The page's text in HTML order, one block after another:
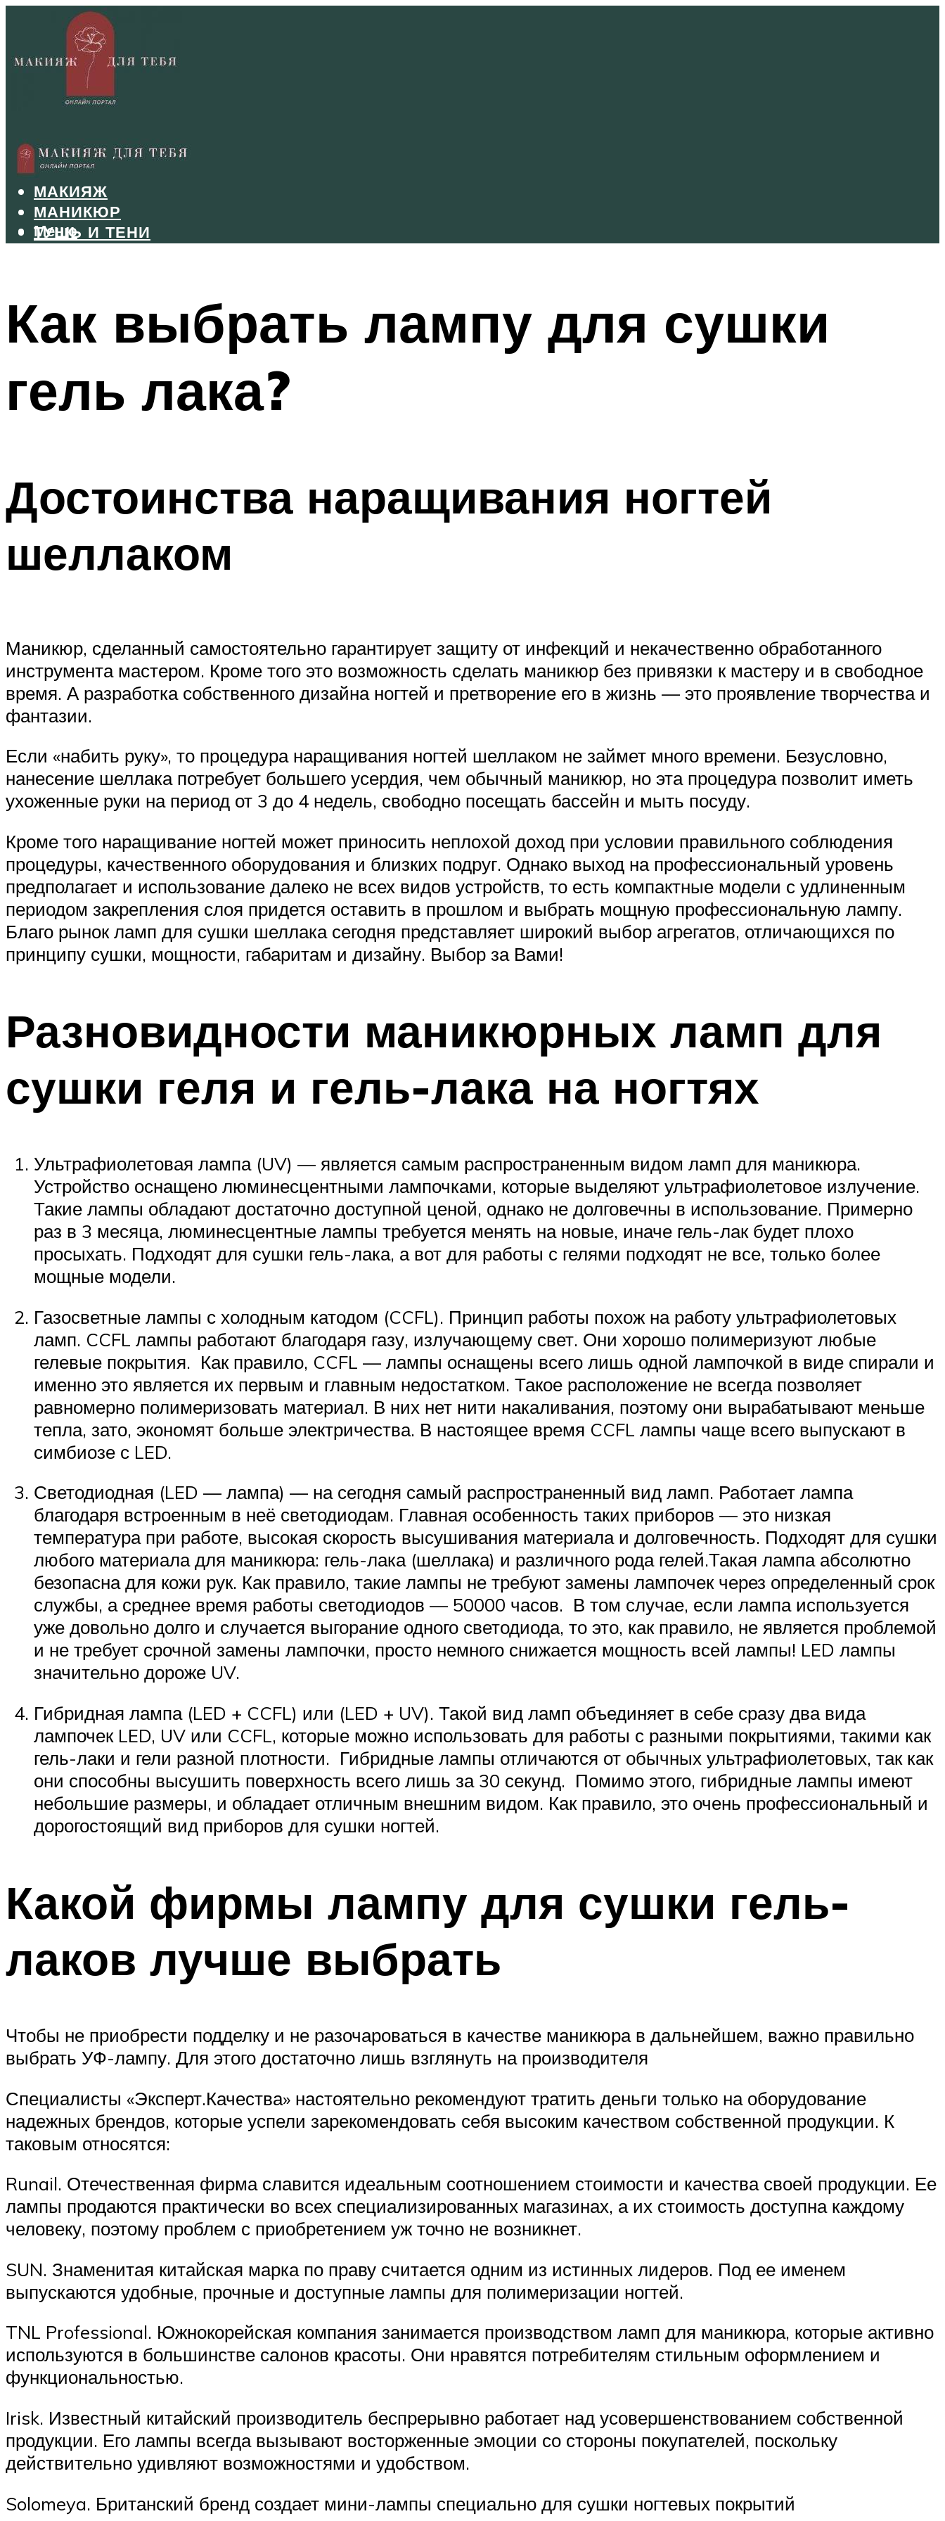
БРОВИ
ВОЛОСЫ
МАКИЯЖ
МАНИКЮР
ТУШЬ И ТЕНИ
Меню
Как выбрать лампу для сушки
гель лака?
Достоинства наращивания ногтей
шеллаком
Маникюр, сделанный самостоятельно гарантирует защиту от инфекций и некачественно обработанного
инструмента мастером. Кроме того это возможность сделать маникюр без привязки к мастеру и в свободное
время. А разработка собственного дизайна ногтей и претворение его в жизнь — это проявление творчества и
фантазии.
Если «набить руку», то процедура наращивания ногтей шеллаком не займет много времени. Безусловно,
нанесение шеллака потребует большего усердия, чем обычный маникюр, но эта процедура позволит иметь
ухоженные руки на период от 3 до 4 недель, свободно посещать бассейн и мыть посуду.
Кроме того наращивание ногтей может приносить неплохой доход при условии правильного соблюдения
процедуры, качественного оборудования и близких подруг. Однако выход на профессиональный уровень
предполагает и использование далеко не всех видов устройств, то есть компактные модели с удлиненным
периодом закрепления слоя придется оставить в прошлом и выбрать мощную профессиональную лампу.
Благо рынок ламп для сушки шеллака сегодня представляет широкий выбор агрегатов, отличающихся по
принципу сушки, мощности, габаритам и дизайну. Выбор за Вами!
Разновидности маникюрных ламп для
сушки геля и гель-лака на ногтях
Ультрафиолетовая лампа (UV) — является самым распространенным видом ламп для маникюра.
Устройство оснащено люминесцентными лампочками, которые выделяют ультрафиолетовое излучение.
Такие лампы обладают достаточно доступной ценой, однако не долговечны в использование. Примерно
раз в 3 месяца, люминесцентные лампы требуется менять на новые, иначе гель-лак будет плохо
просыхать. Подходят для сушки гель-лака, а вот для работы с гелями подходят не все, только более
мощные модели.
Газосветные лампы с холодным катодом (CCFL). Принцип работы похож на работу ультрафиолетовых
ламп. CCFL лампы работают благодаря газу, излучающему свет. Они хорошо полимеризуют любые
гелевые покрытия. Как правило, CCFL — лампы оснащены всего лишь одной лампочкой в виде спирали и
именно это является их первым и главным недостатком. Такое расположение не всегда позволяет
равномерно полимеризовать материал. В них нет нити накаливания, поэтому они вырабатывают меньше
тепла, зато, экономят больше электричества. В настоящее время CCFL лампы чаще всего выпускают в
симбиозе с LED.
Светодиодная (LED — лампа) — на сегодня самый распространенный вид ламп. Работает лампа
благодаря встроенным в неё светодиодам. Главная особенность таких приборов — это низкая
температура при работе, высокая скорость высушивания материала и долговечность. Подходят для сушки
любого материала для маникюра: гель-лака (шеллака) и различного рода гелей.Такая лампа абсолютно
безопасна для кожи рук. Как правило, такие лампы не требуют замены лампочек через определенный срок
службы, а среднее время работы светодиодов — 50000 часов. В том случае, если лампа используется
уже довольно долго и случается выгорание одного светодиода, то это, как правило, не является проблемой
и не требует срочной замены лампочки, просто немного снижается мощность всей лампы! LED лампы
значительно дороже UV.
Гибридная лампа (LED + CCFL) или (LED + UV). Такой вид ламп объединяет в себе сразу два вида
лампочек LED, UV или CCFL, которые можно использовать для работы с разными покрытиями, такими как
гель-лаки и гели разной плотности. Гибридные лампы отличаются от обычных ультрафиолетовых, так как
они способны высушить поверхность всего лишь за 30 секунд. Помимо этого, гибридные лампы имеют
небольшие размеры, и обладает отличным внешним видом. Как правило, это очень профессиональный и
дорогостоящий вид приборов для сушки ногтей.
Какой фирмы лампу для сушки гель-
лаков лучше выбрать
Чтобы не приобрести подделку и не разочароваться в качестве маникюра в дальнейшем, важно правильно
выбрать УФ-лампу. Для этого достаточно лишь взглянуть на производителя
Специалисты «Эксперт.Качества» настоятельно рекомендуют тратить деньги только на оборудование
надежных брендов, которые успели зарекомендовать себя высоким качеством собственной продукции. К
таковым относятся:
Runail. Отечественная фирма славится идеальным соотношением стоимости и качества своей продукции. Ее
лампы продаются практически во всех специализированных магазинах, а их стоимость доступна каждому
человеку, поэтому проблем с приобретением уж точно не возникнет.
SUN. Знаменитая китайская марка по праву считается одним из истинных лидеров. Под ее именем
выпускаются удобные, прочные и доступные лампы для полимеризации ногтей.
TNL Professional. Южнокорейская компания занимается производством ламп для маникюра, которые активно
используются в большинстве салонов красоты. Они нравятся потребителям стильным оформлением и
функциональностью.
Irisk. Известный китайский производитель беспрерывно работает над усовершенствованием собственной
продукции. Его лампы всегда вызывают восторженные эмоции со стороны покупателей, поскольку
действительно удивляют возможностями и удобством.
Solomeya. Британский бренд создает мини-лампы специально для сушки ногтевых покрытий